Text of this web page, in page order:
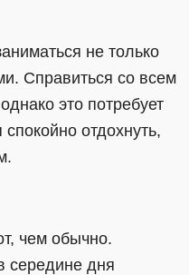
не только
Справиться со всем
это потребует
отдохнуть,
чем обычно.
середине дня